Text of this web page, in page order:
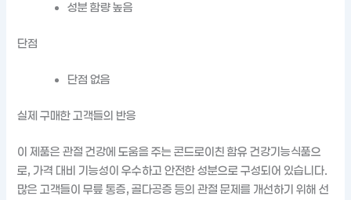
성분 함량 높음
단점
단점 없음
실제 구매한 고객들의 반응
이 제품은 관절 건강에 도움을 주는 콘드로이친 함유 건강기능식품으
로, 가격 대비 기능성이 우수하고 안전한 성분으로 구성되어 있습니다.
많은 고객들이 무릎 통증, 골다공증 등의 관절 문제를 개선하기 위해 선